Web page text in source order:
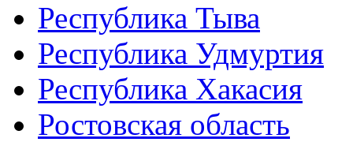
Республика Тыва
Республика Удмуртия
Республика Хакасия
Ростовская область